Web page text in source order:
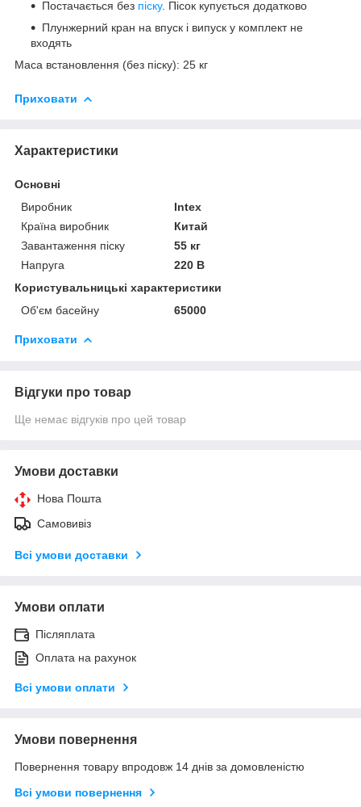
Постачається без піску. Пісок купується додатково
Плунжерний кран на впуск і випуск у комплект не
входять
Маса встановлення (без піску): 25 кг
Приховати
Характеристики
Основні
Виробник
Intex
Країна виробник
Китай
Завантаження піску
55 кг
Напруга
220 В
Користувальницькі характеристики
Об'єм басейну
65000
Приховати
Відгуки про товар
Ще немає відгуків про цей товар
Умови доставки
Нова Пошта
Самовивіз
Всі умови доставки
Умови оплати
Післяплата
Оплата на рахунок
Всі умови оплати
Умови повернення
Повернення товару впродовж 14 днів за домовленістю
Всі умови повернення